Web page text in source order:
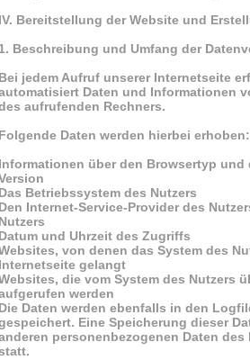
Bereitstellung der Website und
Beschreibung und Umfang der
jedem Aufruf unserer Internetseite
Daten und Informationen
aufrufenden Rechners.
Daten werden hierbei erhoben:
über den Browsertyp und
Betriebssystem des Nutzers
Internet-Service-Provider des
und Uhrzeit des Zugriffs
von denen das System des
gelangt
die vom System des Nutzers
werden
Daten werden ebenfalls in den
Eine Speicherung dieser
personenbezogenen Daten